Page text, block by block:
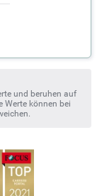
und beruhen auf
Werte können bei